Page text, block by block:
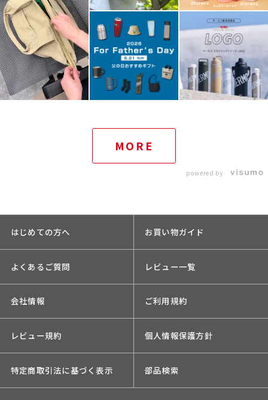
MORE
powered by
はじめての方へ お買い物ガイド
よくあるご質問 レビュー一覧
会社情報 ご利用規約
レビュー規約 個人情報保護方針
特定商取引法に基づく表示 部品検索